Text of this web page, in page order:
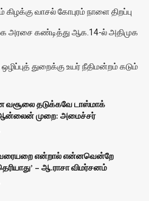
வாசல் கோபுரம் நாளை திறப்பு
அரசை கண்டித்து ஆக.14-ல் அதிமுக
துறைக்கு உயர் நீதிமன்றம் கடும்
வசூலை தடுக்கவே டாஸ்மாக்
முறை: அமைச்சர்
என்றால் என்னவென்றே
– ஆ.ராசா விமர்சனம்